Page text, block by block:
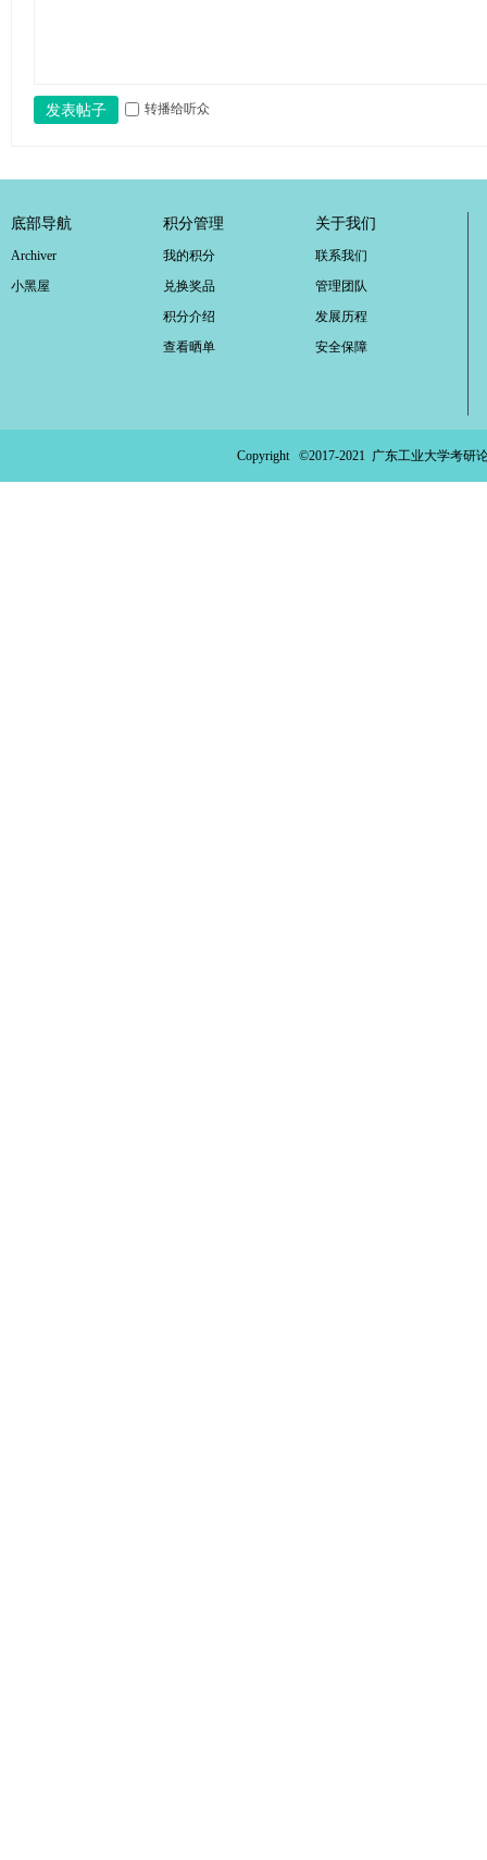
发表帖子 转播给听众
底部导航
Archiver
小黑屋
积分管理
我的积分
兑换奖品
积分介绍
查看晒单
关于我们
联系我们
管理团队
发展历程
安全保障
Copyright ©2017-2021 广东工业大学考研